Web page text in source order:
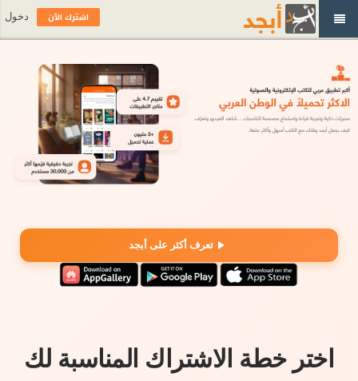
تعرف أكثر على أبجد
اختر خطة الاشتراك المناسبة لك
اشترك الآن دخول